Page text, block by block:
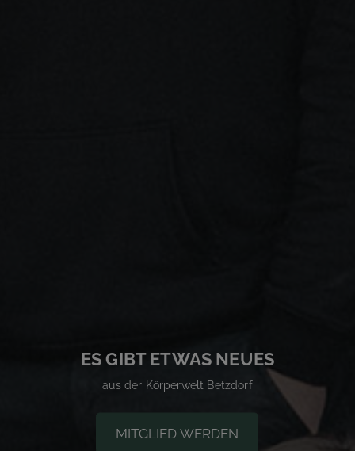
ES GIBT ETWAS NEUES
aus der Körperwelt Betzdorf
MITGLIED WERDEN